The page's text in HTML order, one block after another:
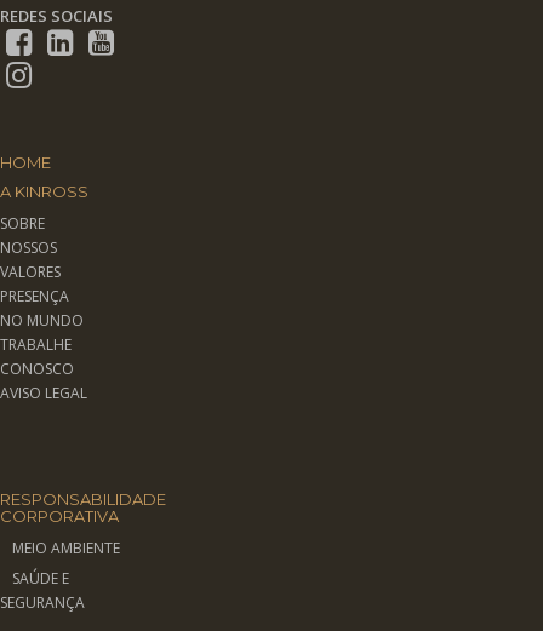
REDES SOCIAIS
HOME
A KINROSS
SOBRE
NOSSOS
VALORES
PRESENÇA
NO MUNDO
TRABALHE
CONOSCO
AVISO LEGAL
RESPONSABILIDADE
CORPORATIVA
MEIO AMBIENTE
SAÚDE E
SEGURANÇA